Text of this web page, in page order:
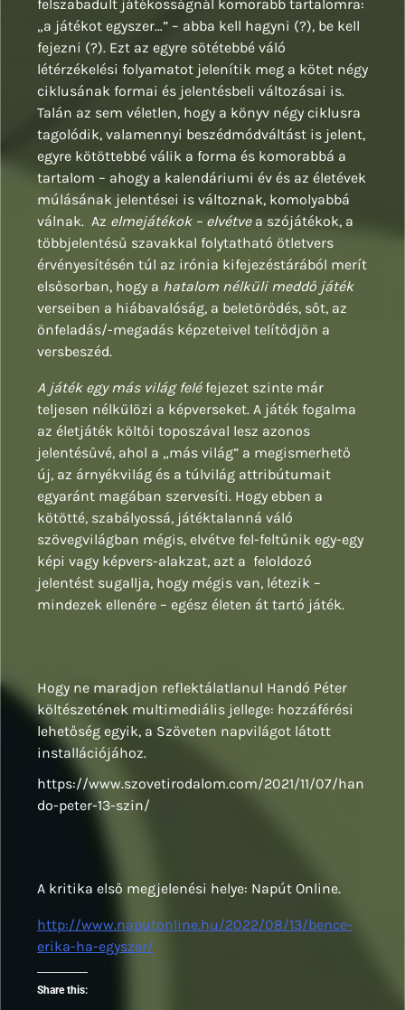
felszabadult játékosságnál komorabb tartalomra:
„a játékot egyszer…” – abba kell hagyni (?), be kell
fejezni (?). Ezt az egyre sötétebbé váló
létérzékelési folyamatot jelenítik meg a kötet négy
ciklusának formai és jelentésbeli változásai is.
Talán az sem véletlen, hogy a könyv négy ciklusra
tagolódik, valamennyi beszédmódváltást is jelent,
egyre kötöttebbé válik a forma és komorabbá a
tartalom – ahogy a kalendáriumi év és az életévek
múlásának jelentései is változnak, komolyabbá
válnak. Az elmejátékok – elvétvea szójátékok, a
többjelentésű szavakkal folytatható ötletvers
érvényesítésén túl az irónia kifejezéstárából merít
elsősorban, hogy a hatalom nélküli meddő játék
verseiben a hiábavalóság, a beletörődés, sőt, az
önfeladás/-megadás képzeteivel telítődjön a
versbeszéd.
A játék egy más világ feléfejezet szinte már
teljesen nélkülözi a képverseket. A játék fogalma
az életjáték költői toposzával lesz azonos
jelentésűvé, ahol a „más világ” a megismerhető
új, az árnyékvilág és a túlvilág attribútumait
egyaránt magában szervesíti. Hogy ebben a
kötötté, szabályossá, játéktalanná váló
szövegvilágban mégis, elvétve fel-feltűnik egy-egy
képi vagy képvers-alakzat, azt a feloldozó
jelentést sugallja, hogy mégis van, létezik –
mindezek ellenére – egész életen át tartó játék.
Hogy ne maradjon reflektálatlanul Handó Péter
költészetének multimediális jellege: hozzáférési
lehetőség egyik, a Szöveten napvilágot látott
installációjához.
https://www.szovetirodalom.com/2021/11/07/han
do-peter-13-szin/
A kritika első megjelenési helye: Napút Online.
http://www.naputonline.hu/2022/08/13/bence-
erika-ha-egyszer/
Share this: